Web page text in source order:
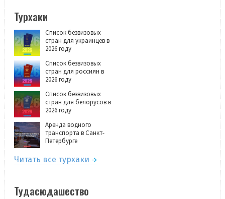
Турхаки
Список безвизовых
стран для украинцев в
2026 году
Список безвизовых
стран для россиян в
2026 году
Список безвизовых
стран для белорусов в
2026 году
Аренда водного
транспорта в Санкт-
Петербурге
Читать все турхаки
Тудасюдашество